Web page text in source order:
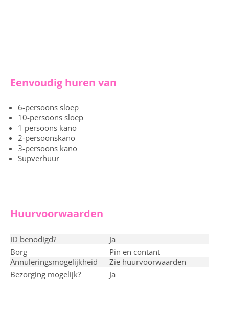
Eenvoudig huren van
6-persoons sloep
10-persoons sloep
1 persoons kano
2-persoonskano
3-persoons kano
Supverhuur
Huurvoorwaarden
ID benodigd?
ja
Borg
pin en contant
Annuleringsmogelijkheid
Zie huurvoorwaarden
Bezorging mogelijk?
ja